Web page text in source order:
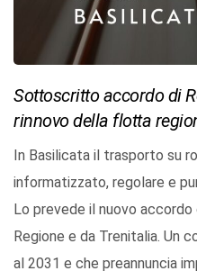
Sottoscritto accordo di
rinnovo della flotta
In Basilicata il trasporto su
informatizzato, regolare e
Lo prevede il nuovo
Regione e da Trenitalia. Un
al 2031 e che preannuncia